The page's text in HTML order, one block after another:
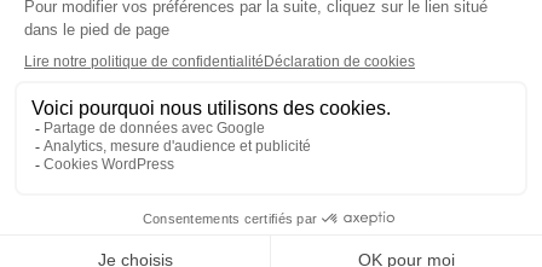
Les cookies
Gestion des cookies
Crédit photos : ©Sud Radio / Pierre Olivier
Noémie Halioua
Laurence Péraud